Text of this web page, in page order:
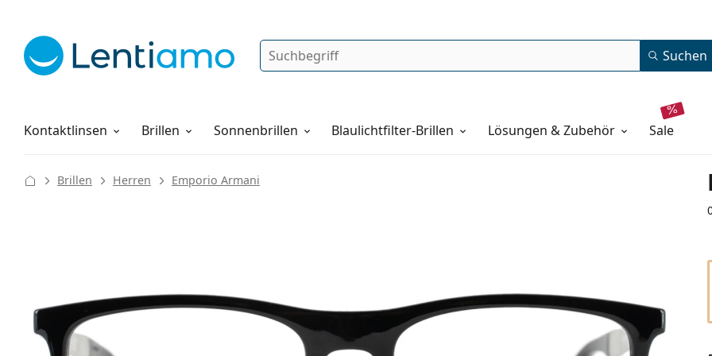
Suche Suchen
Kontaktlinsen
Pflegemittel Brillen Sonnenbrillen Blaulichtfilter-Brillen Lösungen & Zubehör sale
Alles über den Einkauf
Brillen Herren Emporio Armani